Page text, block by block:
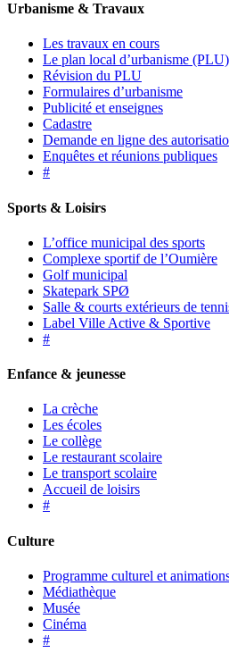
Urbanisme & Travaux
Les travaux en cours
Le plan local d’urbanisme (PLU)
Révision du PLU
Formulaires d’urbanisme
Publicité et enseignes
Cadastre
Demande en ligne des
Enquêtes et réunions publiques
#
Sports & Loisirs
L’office municipal des sports
Complexe sportif de l’Oumière
Golf municipal
Skatepark SPØ
Salle & courts extérieurs de
Label Ville Active & Sportive
#
Enfance & jeunesse
La crèche
Les écoles
Le collège
Le restaurant scolaire
Le transport scolaire
Accueil de loisirs
#
Culture
Programme culturel et
Médiathèque
Musée
Cinéma
#